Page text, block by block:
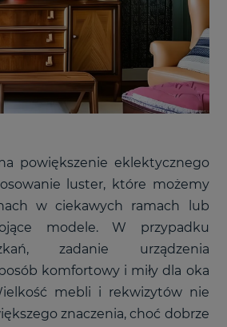
powiększenie eklektycznego
luster, które możemy
w ciekawych ramach lub
modele. W przypadku
zadanie urządzenia
komfortowy i miły dla oka
mebli i rekwizytów nie
znaczenia, choć dobrze